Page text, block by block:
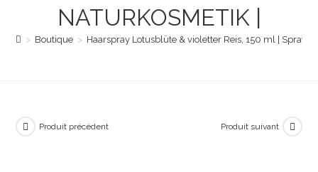
NATURKOSMETIK |
> Boutique > Haarspray Lotusblüte & violetter Reis, 150 ml | Spray
Produit précédent Produit suivant